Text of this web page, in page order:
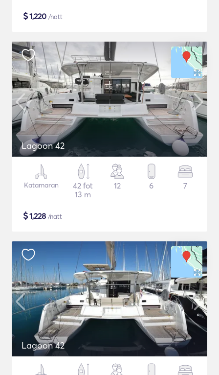
$1,220 /natt
Lagoon 42
Katamaran
42 fot
13 m
12 6 7
$1,228 /natt
Lagoon 42